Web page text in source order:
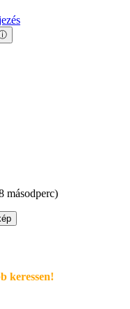
másodperc)
keressen!